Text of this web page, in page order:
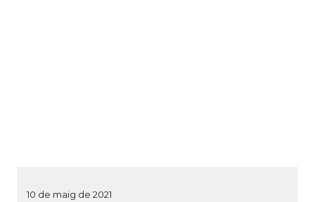
10 de maig de 2021